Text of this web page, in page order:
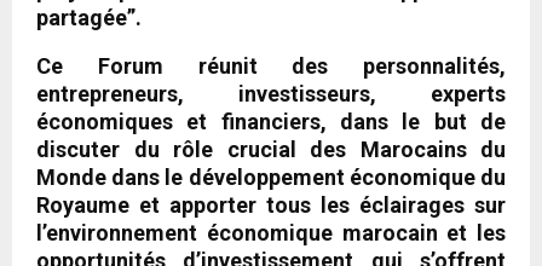
partagée”.
Ce Forum réunit des personnalités,
entrepreneurs, investisseurs, experts
économiques et financiers, dans le but de
discuter du rôle crucial des Marocains du
Monde dans le développement économique du
Royaume et apporter tous les éclairages sur
l’environnement économique marocain et les
opportunités d’investissement qui s’offrent